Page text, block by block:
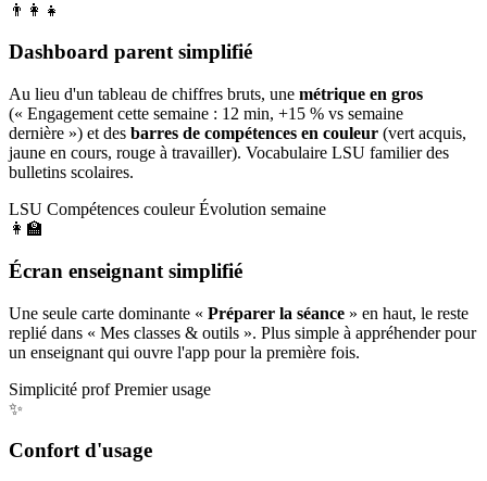
👨‍👩‍👧
Dashboard parent simplifié
Au lieu d'un tableau de chiffres bruts, une métrique en gros
(« Engagement cette semaine : 12 min, +15 % vs semaine
dernière ») et des barres de compétences en couleur (vert acquis,
jaune en cours, rouge à travailler). Vocabulaire LSU familier des
bulletins scolaires.
LSU Compétences couleur Évolution semaine
👩‍🏫
Écran enseignant simplifié
Une seule carte dominante « Préparer la séance » en haut, le reste
replié dans « Mes classes & outils ». Plus simple à appréhender pour
un enseignant qui ouvre l'app pour la première fois.
Simplicité prof Premier usage
✨
Confort d'usage